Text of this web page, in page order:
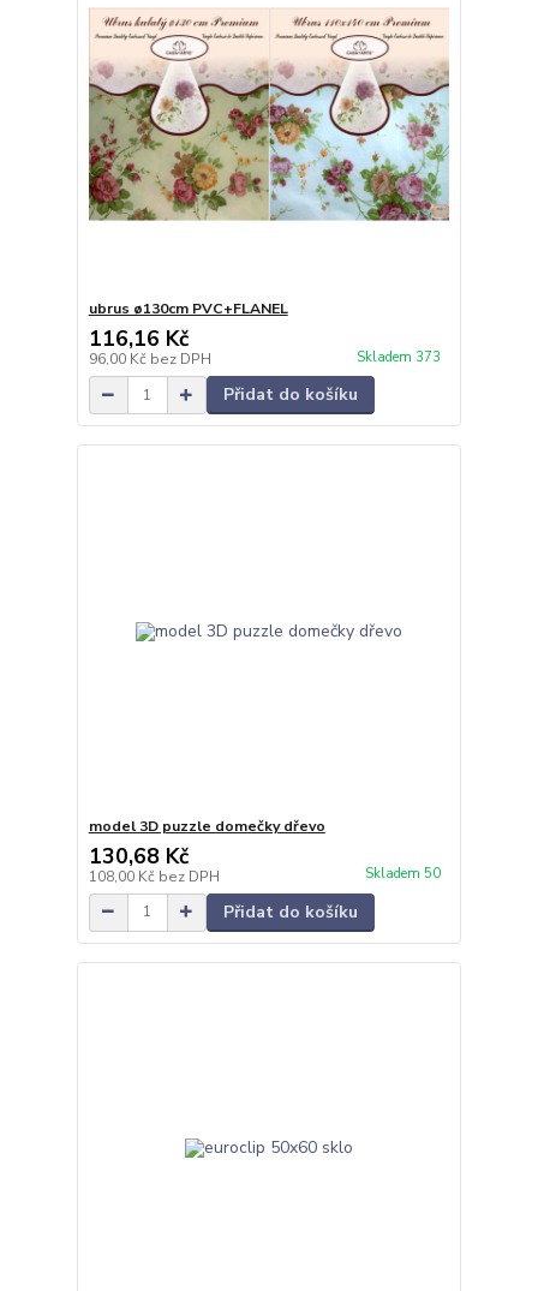
ubrus ø130cm PVC+FLANEL
116,16 Kč
96,00 Kč bez DPH Skladem 373
Přidat do košíku
model 3D puzzle domečky dřevo
130,68 Kč
108,00 Kč bez DPH Skladem 50
Přidat do košíku